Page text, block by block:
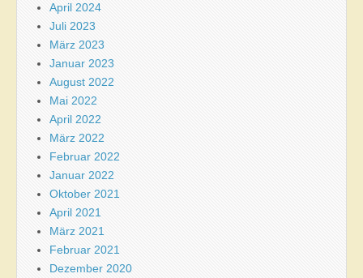
April 2024
Juli 2023
März 2023
Januar 2023
August 2022
Mai 2022
April 2022
März 2022
Februar 2022
Januar 2022
Oktober 2021
April 2021
März 2021
Februar 2021
Dezember 2020